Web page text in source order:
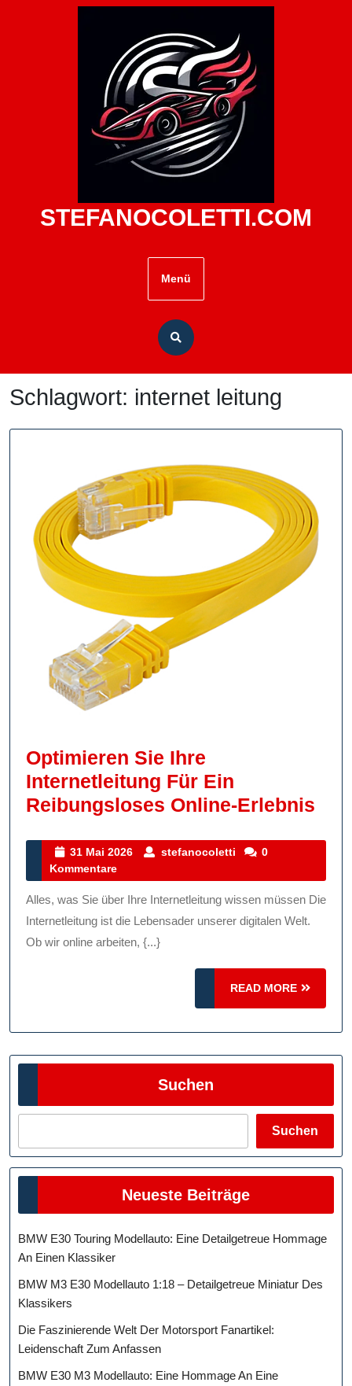
STEFANOCOLETTI.COM
Menü
Schlagwort: internet leitung
Optimieren Sie Ihre
Internetleitung Für Ein
Reibungsloses Online-Erlebnis
Für
31 Mai 2026
31
2026
stefanocoletti stefanocoletti
0
Kommentare
Alles, was Sie über Ihre Internetleitung wissen müssen Die
Internetleitung ist die Lebensader unserer digitalen Welt.
Ob wir online arbeiten, {...}
READ MORE
READ
MORE
Suchen
Suchen
Neueste Beiträge
BMW E30 Touring Modellauto: Eine Detailgetreue Hommage
An Einen Klassiker
BMW M3 E30 Modellauto 1:18 – Detailgetreue Miniatur Des
Klassikers
Die Faszinierende Welt Der Motorsport Fanartikel:
Leidenschaft Zum Anfassen
BMW E30 M3 Modellauto: Eine Hommage An Eine